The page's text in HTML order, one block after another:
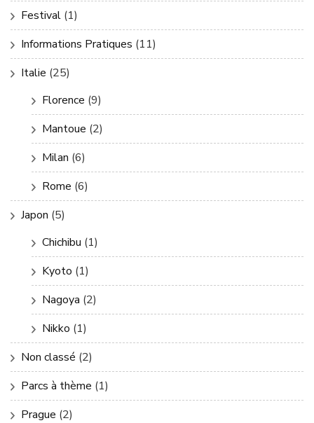
Festival (1)
Informations Pratiques (11)
Italie (25)
Florence (9)
Mantoue (2)
Milan (6)
Rome (6)
Japon (5)
Chichibu (1)
Kyoto (1)
Nagoya (2)
Nikko (1)
Non classé (2)
Parcs à thème (1)
Prague (2)